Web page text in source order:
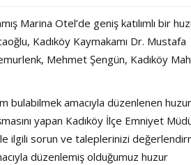
Marina Otel’de geniş katılımlı bir
Kadıköy Kaymakamı Dr. Mustafa
Mehmet Şengün, Kadıköy
bulabilmek amacıyla düzenlenen huzur
yapan Kadıköy İlçe Emniyet
ilgili sorun ve taleplerinizi
düzenlemiş olduğumuz huzur
Power Ballad /
Şarkısı